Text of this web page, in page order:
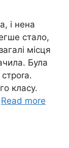
і нена
стало,
місця
Була
класу.
Read more